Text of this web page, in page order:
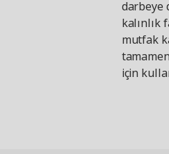
geri
darbeye
kalınlık
mutfak
için